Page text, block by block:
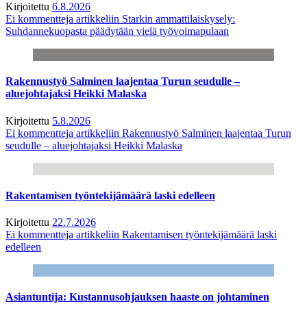
Kirjoitettu 6.8.2026
Ei kommentteja artikkeliin Starkin ammattilaiskysely:
Suhdannekuopasta päädytään vielä työvoimapulaan
Rakennustyö Salminen laajentaa Turun seudulle –
aluejohtajaksi Heikki Malaska
Kirjoitettu 5.8.2026
Ei kommentteja artikkeliin Rakennustyö Salminen laajentaa Turun
seudulle – aluejohtajaksi Heikki Malaska
Rakentamisen työntekijämäärä laski edelleen
Kirjoitettu 22.7.2026
Ei kommentteja artikkeliin Rakentamisen työntekijämäärä laski
edelleen
Asiantuntija: Kustannusohjauksen haaste on johtaminen